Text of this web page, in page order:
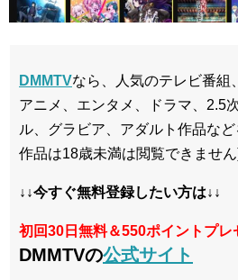
DMMTVなら、人気のテレビ番組
アニメ、エンタメ、ドラマ、2.5
ル、グラビア、アダルト作品な
作品は18歳未満は閲覧できませ
↓↓今すぐ無料登録したい方は↓↓
初回30日無料＆550ポイントプレ
DMMTVの公式サイト